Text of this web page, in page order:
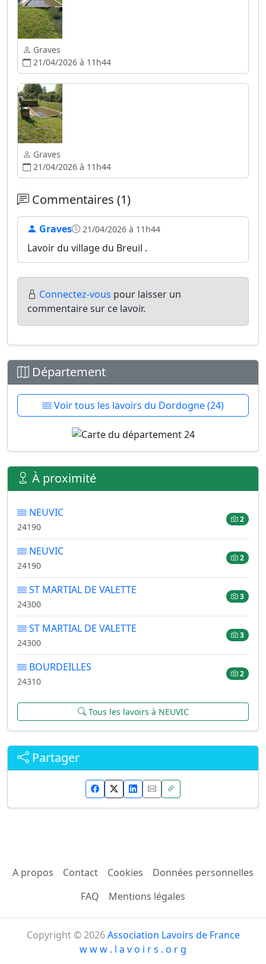
Graves
21/04/2026 à 11h44
Graves
21/04/2026 à 11h44
Commentaires (1)
Graves 21/04/2026 à 11h44
Lavoir du village du Breuil .
Connectez-vous pour laisser un
commentaire sur ce lavoir.
Département
Voir tous les lavoirs du Dordogne (24)
À proximité
NEUVIC
24190
2
NEUVIC
24190
2
ST MARTIAL DE VALETTE
24300
3
ST MARTIAL DE VALETTE
24300
3
BOURDEILLES
24310
2
Tous les lavoirs à NEUVIC
Partager
A propos Contact Cookies
Données personnelles
FAQ
Mentions légales
Copyright © 2026Association Lavoirs de France
w w w . l a v o i r s . o r g